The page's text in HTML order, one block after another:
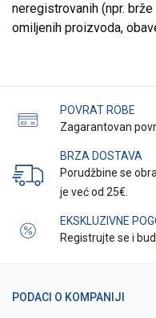
neregistrovanih (npr.
omiljenih proizvoda,
POVRAT ROBE
Zagarantovan
BRZA DOSTAVA
Porudžbine se
je već od 25€.
EKSKLUZIVNE
Registrujte se i
PODACI O KOMPANIJI